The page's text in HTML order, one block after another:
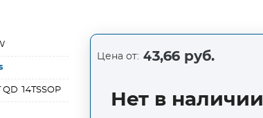
QD 14TSSOP
Цена от: 43,66 руб.
Нет в наличии